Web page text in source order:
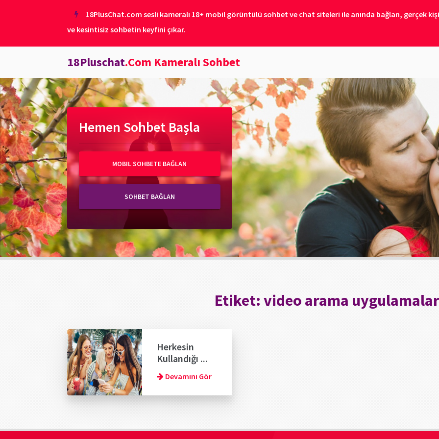
18PlusChat.com sesli kameralı 18+ mobil görüntülü sohbet ve chat siteleri ile anında bağlan, gerçek
ve kesintisiz sohbetin keyfini çıkar.
18Pluschat.Com Kameralı Sohbet
Hemen Sohbet Başla
MOBIL SOHBETE BAĞLAN
SOHBET BAĞLAN
Etiket: video arama
Herkesin
Kullandığı ...
Devamını Gör